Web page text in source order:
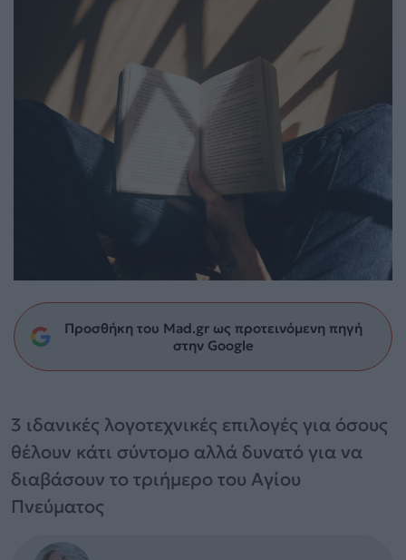
Προσθήκη του Mad.gr ως προτεινόμενη πηγή
στην Google
3 ιδανικές λογοτεχνικές επιλογές για όσους
θέλουν κάτι σύντομο αλλά δυνατό για να
διαβάσουν το τριήμερο του Αγίου
Πνεύματος